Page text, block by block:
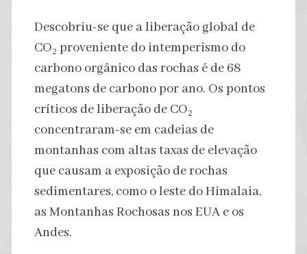
Descobriu-se que a liberação global de
CO₂ proveniente do intemperismo do
carbono orgânico das rochas é de 68
megatons de carbono por ano. Os pontos
críticos de liberação de CO₂
concentraram-se em cadeias de
montanhas com altas taxas de elevação
que causam a exposição de rochas
sedimentares, como o leste do Himalaia,
as Montanhas Rochosas nos EUA e os
Andes.